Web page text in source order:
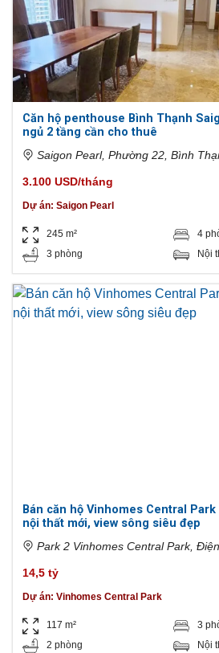
Căn hộ penthouse Bình Thạnh
ngủ 2 tầng cần cho thuê
Saigon Pearl, Phường 22, Bình
3.100 USD/tháng
Dự án: Saigon Pearl
245 m²
4
3 phòng
Nội
Bán căn hộ Vinhomes Central Park
nội thất mới, view sông siêu đẹp
Park 2 Vinhomes Central Park,
14,5 tỷ
Dự án: Vinhomes Central Park
117 m²
3
2 phòng
Nội